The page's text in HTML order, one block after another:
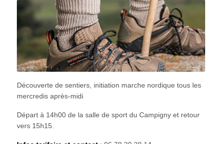
Découverte de sentiers, initiation marche nordique tous les
mercredis après-midi
Départ à 14h00 de la salle de sport du Campigny et retour
vers 15h15.